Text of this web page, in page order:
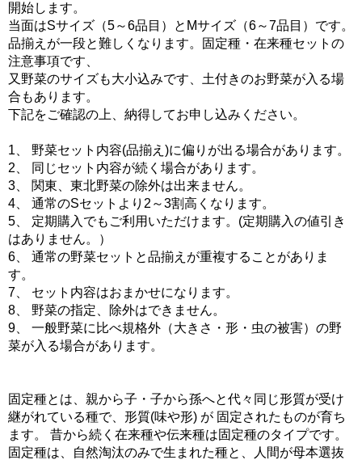
開始します。
当面はSサイズ（5～6品目）とMサイズ（6～7品目）です。
品揃えが一段と難しくなります。固定種・在来種セットの
注意事項です、
又野菜のサイズも大小込みです、土付きのお野菜が入る場
合もあります。
下記をご確認の上、納得してお申し込みください。
1、 野菜セット内容(品揃え)に偏りが出る場合があります。
2、 同じセット内容が続く場合があります。
3、 関東、東北野菜の除外は出来ません。
4、 通常のSセットより2～3割高くなります。
5、 定期購入でもご利用いただけます。(定期購入の値引き
はありません。）
6、 通常の野菜セットと品揃えが重複することがありま
す。
7、 セット内容はおまかせになります。
8、 野菜の指定、除外はできません。
9、 一般野菜に比べ規格外（大きさ・形・虫の被害）の野
菜が入る場合があります。
固定種とは、親から子・子から孫へと代々同じ形質が受け
継がれている種で、形質(味や形) が 固定されたものが育ち
ます。 昔から続く在来種や伝来種は固定種のタイプです。
固定種は、自然淘汰のみで生まれた種と、人間が母本選抜